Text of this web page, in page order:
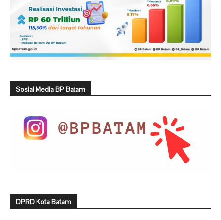
Sosial Media BP Batam
DPRD Kota Batam